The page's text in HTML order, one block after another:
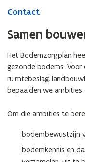
Contact
Samen
Het Bodemzorgplan
gezonde bodems.
ruimtebeslag,
bepaalden we
Om die ambities te
bodembewustzijn
bodemkennis en